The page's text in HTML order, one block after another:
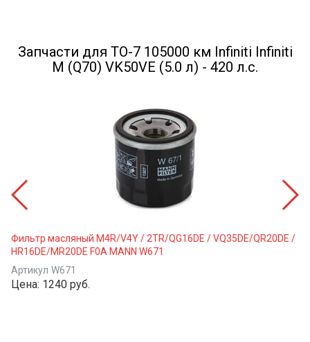
Запчасти для ТО-7 105000 км Infiniti Infiniti
M (Q70) VK50VE (5.0 л) - 420 л.с.
Фильтр масляный M4R/V4Y / 2TR/QG16DE / VQ35DE/QR20DE /
HR16DE/MR20DE F0A MANN W671
Артикул W671
Цена: 1240 руб.